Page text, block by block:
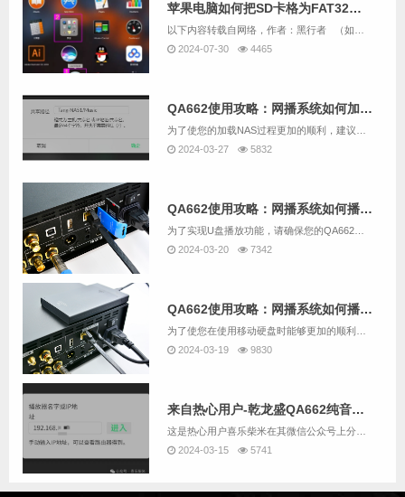
苹果电脑如何把SD卡格为FAT32格式
2024-07-30
4465
QA662使用攻略：网播系统如何加载NAS中的音乐？
2024-03-27
5832
QA662使用攻略：网播系统如何播放U盘中的音乐？
2024-03-20
7342
QA662使用攻略：网播系统如何播放移动硬盘中的音乐？
2024-03-19
9830
来自热心用户-乾龙盛QA662纯音播放器 网播部分的攻略（主要是NAS的挂载）
2024-03-15
5741